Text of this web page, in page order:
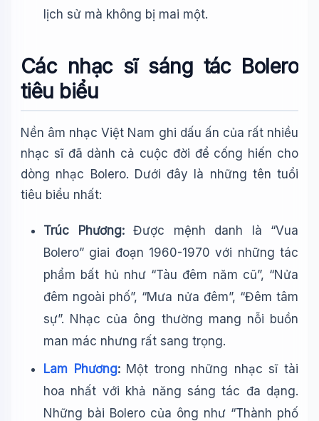
lịch sử mà không bị mai một.
Các nhạc sĩ sáng tác Bolero
tiêu biểu
Nền âm nhạc Việt Nam ghi dấu ấn của rất nhiều
nhạc sĩ đã dành cả cuộc đời để cống hiến cho
dòng nhạc Bolero. Dưới đây là những tên tuổi
tiêu biểu nhất:
Trúc Phương:Được mệnh danh là “Vua
Bolero” giai đoạn 1960-1970 với những tác
phẩm bất hủ như “Tàu đêm năm cũ”, “Nửa
đêm ngoài phố”, “Mưa nửa đêm”, “Đêm tâm
sự”. Nhạc của ông thường mang nỗi buồn
man mác nhưng rất sang trọng.
Lam Phương:Một trong những nhạc sĩ tài
hoa nhất với khả năng sáng tác đa dạng.
Những bài Bolero của ông như “Thành phố